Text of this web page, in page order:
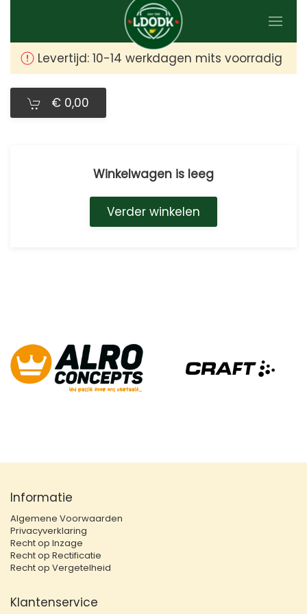
Skip
to
main
content
Levertijd: 10-14 werkdagen mits voorradig
€ 0,00
Winkelwagen is leeg
Verder winkelen
Informatie
Algemene Voorwaarden
Privacyverklaring
Recht op Inzage
Recht op Rectificatie
Recht op Vergetelheid
Klantenservice